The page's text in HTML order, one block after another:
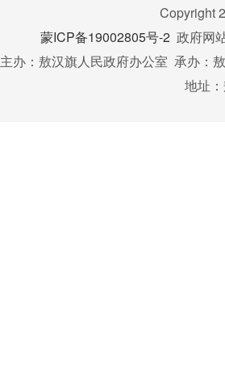
Copyright
蒙ICP备19002805号-2 政府网
主办：敖汉旗人民政府办公室 承办：
地址